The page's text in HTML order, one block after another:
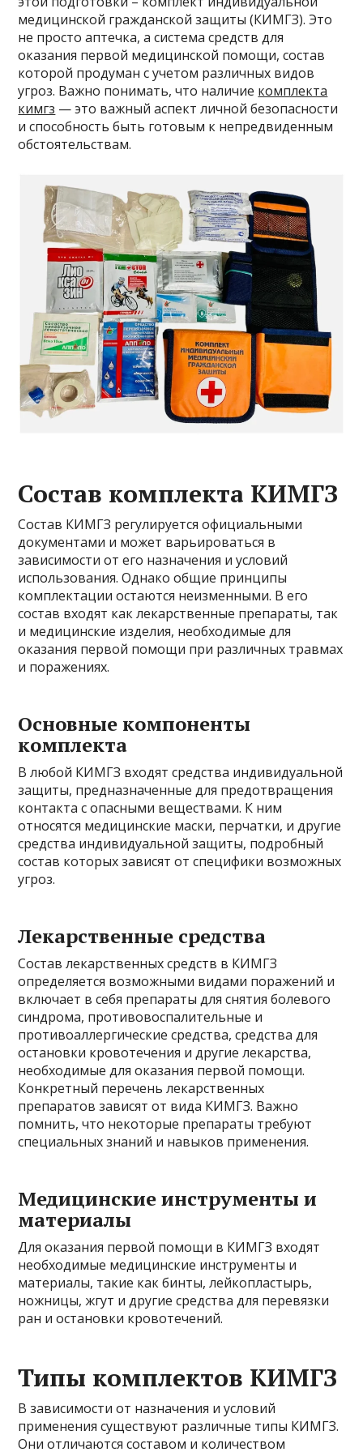
медицинской гражданской защиты (КИМГЗ). Это
не просто аптечка, а система средств для
оказания первой медицинской помощи, состав
которой продуман с учетом различных видов
угроз. Важно понимать, что наличие комплекта
кимгз — это важный аспект личной безопасности
и способность быть готовым к непредвиденным
обстоятельствам.
Состав комплекта КИМГЗ
Состав КИМГЗ регулируется официальными
документами и может варьироваться в
зависимости от его назначения и условий
использования. Однако общие принципы
комплектации остаются неизменными. В его
состав входят как лекарственные препараты, так
и медицинские изделия, необходимые для
оказания первой помощи при различных травмах
и поражениях.
Основные компоненты
комплекта
В любой КИМГЗ входят средства индивидуальной
защиты, предназначенные для предотвращения
контакта с опасными веществами. К ним
относятся медицинские маски, перчатки, и другие
средства индивидуальной защиты, подробный
состав которых зависят от специфики возможных
угроз.
Лекарственные средства
Состав лекарственных средств в КИМГЗ
определяется возможными видами поражений и
включает в себя препараты для снятия болевого
синдрома, противовоспалительные и
противоаллергические средства, средства для
остановки кровотечения и другие лекарства,
необходимые для оказания первой помощи.
Конкретный перечень лекарственных
препаратов зависят от вида КИМГЗ. Важно
помнить, что некоторые препараты требуют
специальных знаний и навыков применения.
Медицинские инструменты и
материалы
Для оказания первой помощи в КИМГЗ входят
необходимые медицинские инструменты и
материалы, такие как бинты, лейкопластырь,
ножницы, жгут и другие средства для перевязки
ран и остановки кровотечений.
Типы комплектов КИМГЗ
В зависимости от назначения и условий
применения существуют различные типы КИМГЗ.
Они отличаются составом и количеством